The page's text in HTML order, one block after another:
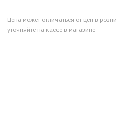
Цена может отличаться от цен в
уточняйте на кассе в магазине